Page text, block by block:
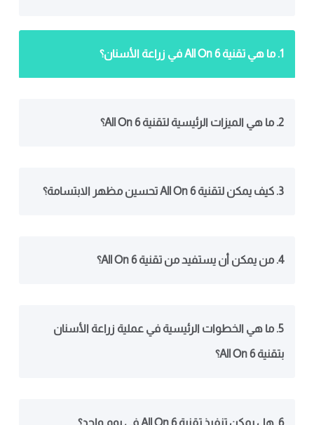
1. ما هي تقنية All On 6 في زراعة الأسنان؟
2. ما هي الميزات الرئيسية لتقنية All On 6؟
3. كيف يمكن لتقنية All On 6 تحسين مظهر الابتسامة؟
4. من يمكن أن يستفيد من تقنية All On 6؟
5. ما هي الخطوات الرئيسية في عملية زراعة الأسنان
بتقنية All On 6؟